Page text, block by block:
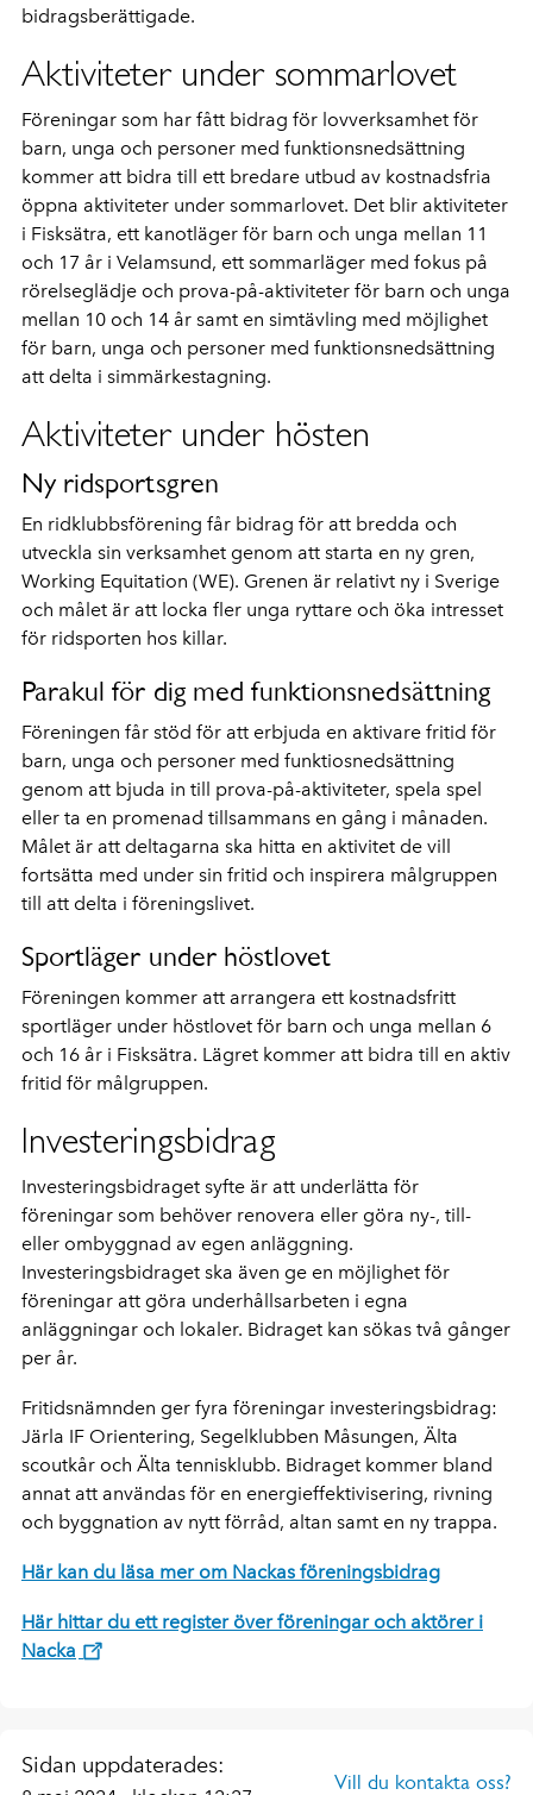
bidragsberättigade.
Aktiviteter under sommarlovet
Föreningar som har fått bidrag för lovverksamhet för
barn, unga och personer med funktionsnedsättning
kommer att bidra till ett bredare utbud av kostnadsfria
öppna aktiviteter under sommarlovet. Det blir aktiviteter
i Fisksätra, ett kanotläger för barn och unga mellan 11
och 17 år i Velamsund, ett sommarläger med fokus på
rörelseglädje och prova-på-aktiviteter för barn och unga
mellan 10 och 14 år samt en simtävling med möjlighet
för barn, unga och personer med funktionsnedsättning
att delta i simmärkestagning.
Aktiviteter under hösten
Ny ridsportsgren
En ridklubbsförening får bidrag för att bredda och
utveckla sin verksamhet genom att starta en ny gren,
Working Equitation (WE). Grenen är relativt ny i Sverige
och målet är att locka fler unga ryttare och öka intresset
för ridsporten hos killar.
Parakul för dig med funktionsnedsättning
Föreningen får stöd för att erbjuda en aktivare fritid för
barn, unga och personer med funktiosnedsättning
genom att bjuda in till prova-på-aktiviteter, spela spel
eller ta en promenad tillsammans en gång i månaden.
Målet är att deltagarna ska hitta en aktivitet de vill
fortsätta med under sin fritid och inspirera målgruppen
till att delta i föreningslivet.
Sportläger under höstlovet
Föreningen kommer att arrangera ett kostnadsfritt
sportläger under höstlovet för barn och unga mellan 6
och 16 år i Fisksätra. Lägret kommer att bidra till en aktiv
fritid för målgruppen.
Investeringsbidrag
Investeringsbidraget syfte är att underlätta för
föreningar som behöver renovera eller göra ny-, till-
eller ombyggnad av egen anläggning.
Investeringsbidraget ska även ge en möjlighet för
föreningar att göra underhållsarbeten i egna
anläggningar och lokaler. Bidraget kan sökas två gånger
per år.
Fritidsnämnden ger fyra föreningar investeringsbidrag:
Järla IF Orientering, Segelklubben Måsungen, Älta
scoutkår och Älta tennisklubb. Bidraget kommer bland
annat att användas för en energieffektivisering, rivning
och byggnation av nytt förråd, altan samt en ny trappa.
Här kan du läsa mer om Nackas föreningsbidrag
Här hittar du ett register över föreningar och aktörer i
Nacka
Sidan uppdaterades:
Vill du kontakta oss?